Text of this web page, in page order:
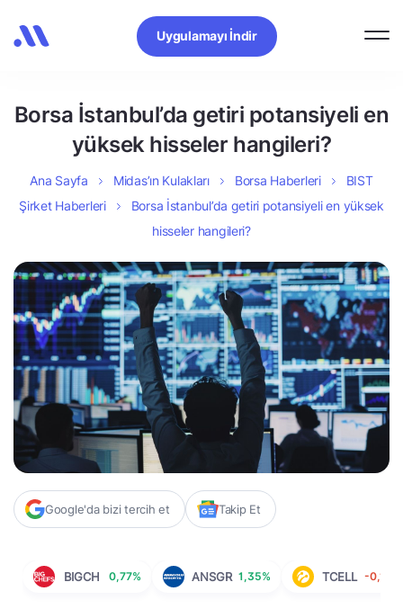
Uygulamayı İndir
Borsa İstanbul’da getiri potansiyeli en
yüksek hisseler hangileri?
Ana Sayfa Midas’ın Kulakları Borsa Haberleri
BIST
Şirket Haberleri
Borsa İstanbul’da getiri potansiyeli en yüksek
hisseler hangileri?
Google'da bizi tercih et Takip Et
BIGCH 0,77% ANSGR 1,35% TCELL -0,19%